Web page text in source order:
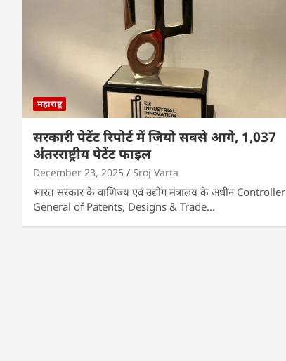
महाराष्ट्र
सरकारी पेटेंट रिपोर्ट में जियो सबसे आगे, 1,037
अंतरराष्ट्रीय पेटेंट फाइल
December 23, 2025 Sroj Varta
भारत सरकार के वाणिज्य एवं उद्योग मंत्रालय के अधीन Controller
General of Patents, Designs & Trade…